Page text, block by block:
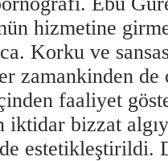
hizmetine
Korku ve
zamankinden de
faaliyet
bizzat
estetikleştirildi.